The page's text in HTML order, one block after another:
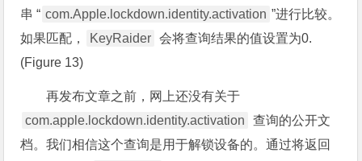
串 “ com.Apple.lockdown.identity.activation ”进行比较。
如果匹配，
KeyRaider 会将查询结果的值设置为0.
(Figure 13)
再发布文章之前，网上还没有关于
com.apple.lockdown.identity.activation
查询的公开文
档。我们相信这个查询是用于解锁设备的。通过将返回